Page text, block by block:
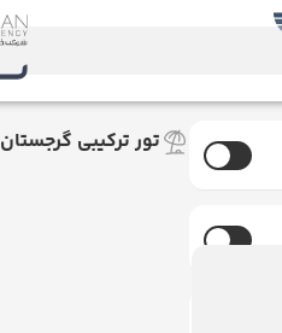
تور ترکیبی گرجستان